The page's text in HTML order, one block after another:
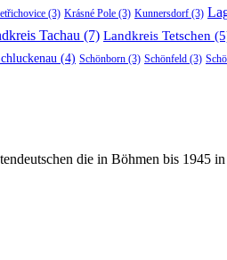
(3) Krásné Pole (3) Kunnersdorf (3)
Tachau (7) Landkreis Tetschen
(4) Schönborn (3) Schönfeld (3)
die in Böhmen bis 1945